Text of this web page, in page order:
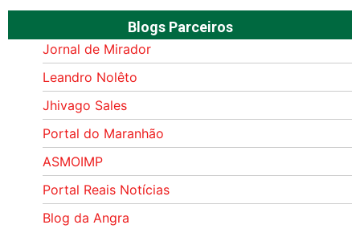
Blogs Parceiros
Jornal de Mirador
Leandro Nolêto
Jhivago Sales
Portal do Maranhão
ASMOIMP
Portal Reais Notí­cias
Blog da Angra